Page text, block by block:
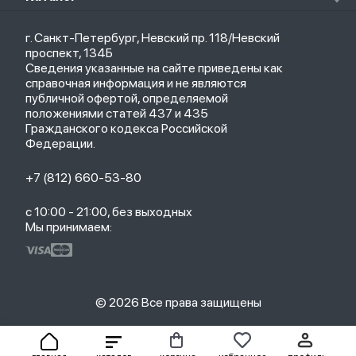
Товары для детей
Саундбары
Мониторы
ТВ-приставки
Рюкзаки
Кабели
Зарядные устройства
Политика конфиденциальности
Оплата и доставка
Партнерская программа
Гарантия
Обмен и возврат
Бонусы
Trade-in
Новые поступления
Популярное
Акции
г. Санкт-Петербург, Невский пр. 118/Невский
проспект, 134Б
Сведения указанные на сайте приведены как
справочная информация и не являются
публичной офертой, определяемой
положениями статей 437 и 435
Гражданского кодекса Российской
Федерации.
+7 (812) 660-53-80
с 10:00 - 21:00, без выходных
Мы принимаем:
© 2026 Все права защищены